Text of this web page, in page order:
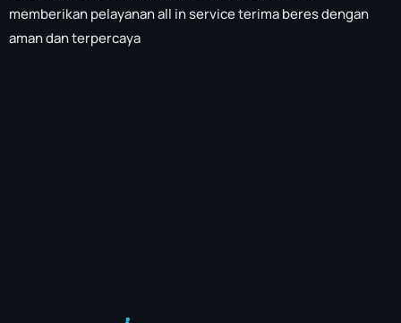
memberikan pelayanan all in service terima beres dengan
aman dan terpercaya